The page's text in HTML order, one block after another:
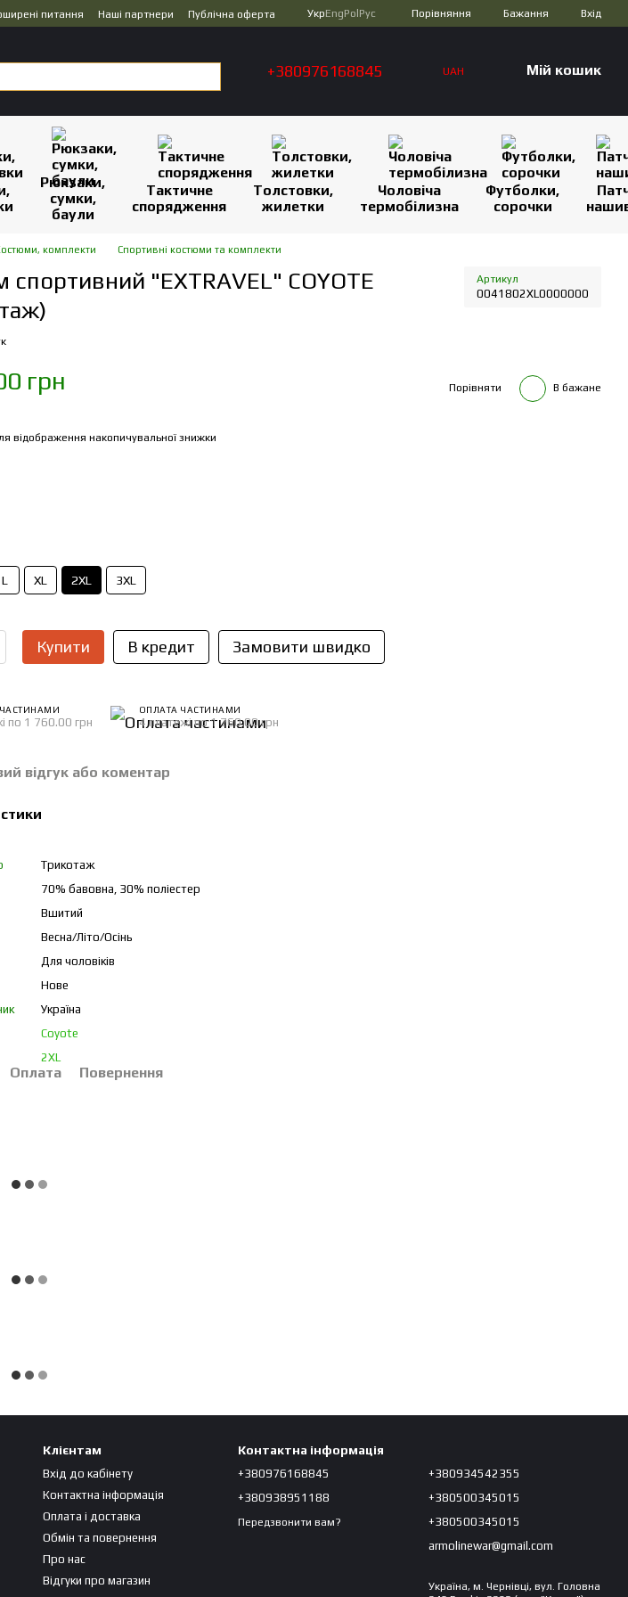
питання Наші партнери
Публічна оферта
УкрEngPol Рус Порівняння Бажання Вхід
+380976168845 UAH Мій кошик
Рюкзаки,
сумки,
баули
Тактичне
спорядження
Толстовки,
жилетки
Чоловіча
термобілизна
Футболки,
сорочки
комплекти Спортивні костюми та комплекти
спортивний "EXTRAVEL" COYOTE
Артикул
0041802XL0000000
грн Порівняти В бажане
відображення накопичувальної знижки
L XL 2XL 3XL
Купити В кредит Замовити швидко
по 1 760.00 грн
ОПЛАТА ЧАСТИНАМИ
4 платежі по 1 760.00 грн
відгук або коментар
Трикотаж
70% бавовна, 30% поліестер
Вшитий
Весна/Літо/Осінь
Для чоловіків
Нове
Україна
Coyote
2XL
Оплата Повернення
Клієнтам
Вхід до кабінету
Контактна інформація
Оплата і доставка
Обмін та повернення
Про нас
Відгуки про магазин
Контактна інформація
+380976168845
+380938951188
Передзвонити вам?
+380934542355
+380500345015
+380500345015
armolinewar@gmail.com
Україна, м. Чернівці, вул. Головна